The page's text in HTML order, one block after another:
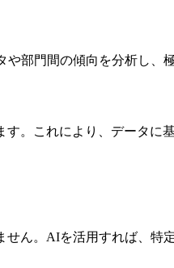
部門間の傾向を分析し
。これにより、データ
ん。AIを活用すれば、特